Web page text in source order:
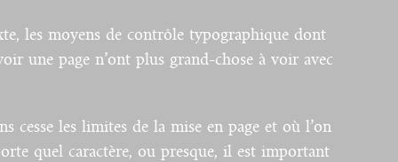
les moyens de contrôle typographique dont
une page n’ont plus grand-chose à voir avec
cesse les limites de la mise en page et où l’on
quel caractère, ou presque, il est important